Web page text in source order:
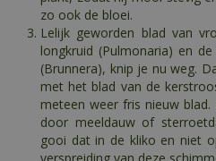
zo ook de bloei.
Lelijk geworden blad van
longkruid (Pulmonaria) en
(Brunnera), knip je nu weg.
met het blad van de
meteen weer fris nieuw
door meeldauw of
gooi dat in de kliko en niet